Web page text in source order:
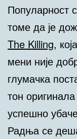
Популарност
томе да је
The Killing,
мени није
глумачка
тон
успешно
Радња се